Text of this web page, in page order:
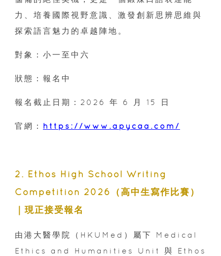
力、培養國際視野意識、激發創新思辨思維與
探索語言魅力的卓越陣地。
對象：小一至中六
狀態：報名中
報名截止日期：2026 年 6 月 15 日
官網： https://www.apycaa.com/
2. Ethos High School Writing
Competition 2026（高中生寫作比賽）
｜現正接受報名
由港大醫學院（HKUMed）屬下 Medical
Ethics and Humanities Unit 與 Ethos